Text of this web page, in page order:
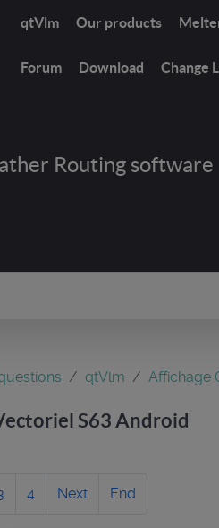
qtVlm Our products
Forum Download Change
Routing software
qtVlm Affichage
S63 Android
4 Next End